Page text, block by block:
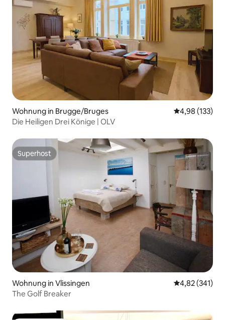
Wohnung in Brugge/Bruges
4,98 (133)
Die Heiligen Drei Könige | OLV
Superhost
Superhost
Wohnung in Vlissingen
4,82 (341)
The Golf Breaker